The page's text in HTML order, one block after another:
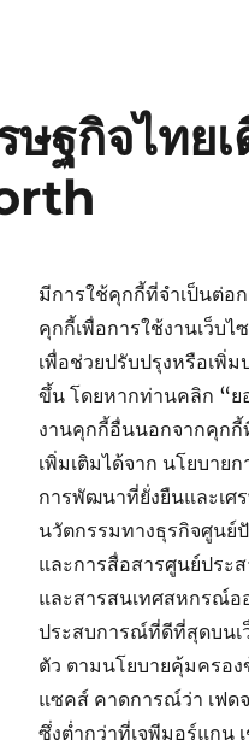
ษฐกิจไท
มีการใช้คุกกี้ที่จำเป็นต่อ
คุกกี้เพื่อการใช้งานเว็บ
เพื่อช่วยปรับปรุงหรือเพิ่
ขึ้น โดยหากท่านคลิก “ย
งานคุกกี้อื่นนอกจากคุกกี้
เพิ่มเติมได้จาก นโยบา
การพัฒนาที่ยั่งยืนและเศ
นวัตกรรมทางธุรกิจศูน
และการสื่อสารศูนย์ปร
และสารสนเทศสหกรณ์อ
ประสบการณ์ที่ดีที่สุดบนเ
ตัว ตามนโยบายคุ้มครอ
แซคส์ คาดการณ์ว่า เฟด
ซึ่งต่ำกว่าที่เจพีมอร์แกน